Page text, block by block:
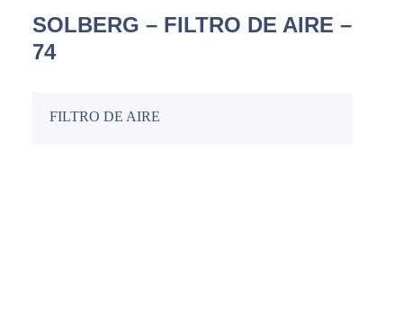
SOLBERG – FILTRO DE AIRE –
74
FILTRO DE AIRE